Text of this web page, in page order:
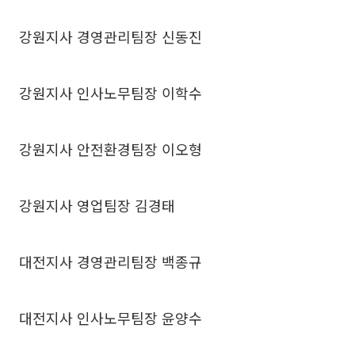
강원지사 경영관리팀장 신동진
강원지사 인사노무팀장 이학수
강원지사 안전환경팀장 이오형
강원지사 영업팀장 김경태
대전지사 경영관리팀장 백종규
대전지사 인사노무팀장 윤양수